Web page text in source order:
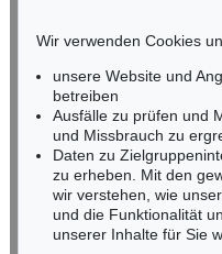
RHEINLAND-PFALZ
Miriam Heß
Tel.: +49 (0)62 21 58 80-
Fax: +49 (0)62 21 58
NORDDEUTSCHLAND
Nico Kassel, M.A.
Tel.: +49 (0)89 55244-
Wir verwenden Cookies
unsere Website und
betreiben
Ausfälle zu prüfen und
und Missbrauch zu
Daten zu
zu erheben. Mit den
wir verstehen, wie
und die Funktionalität
unserer Inhalte für Sie